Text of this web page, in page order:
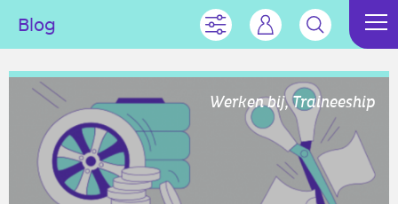
Blog
Werken bij, Traineeship